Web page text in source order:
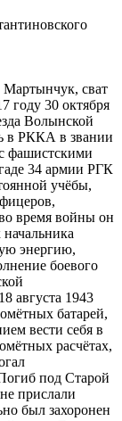
сват
году 30 октября
Волынской
в РККА в звании
фашистскими
34 армии РГК
учёбы,
время войны он
энергию,
боевого
августа 1943
батарей,
вести себя в
расчётах,
под Старой
прислали
был захоронен